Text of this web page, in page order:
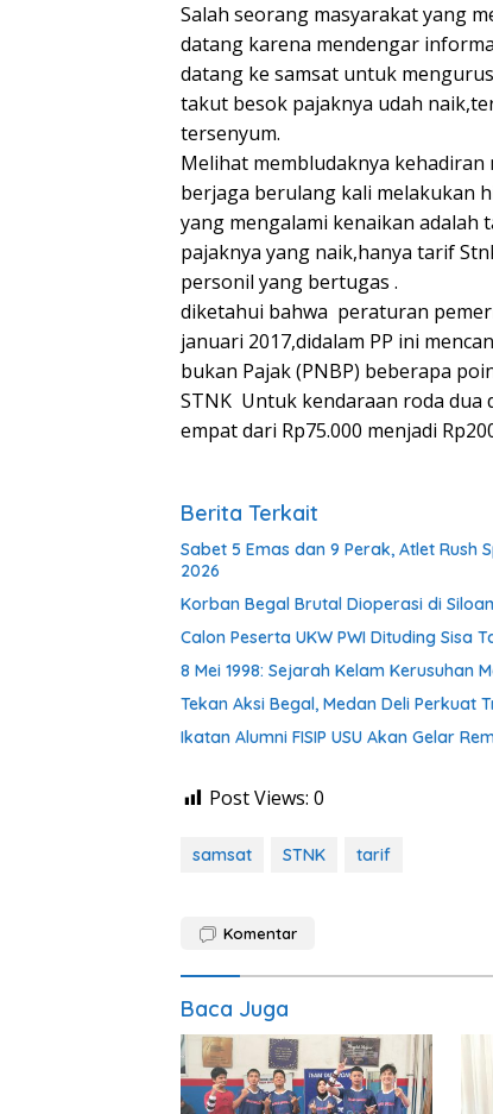
Salah seorang masyarakat yang
datang karena mendengar
datang ke samsat untuk
takut besok pajaknya udah
tersenyum.
Melihat membludaknya
berjaga berulang kali melakukan
yang mengalami kenaikan adalah
pajaknya yang naik,hanya tarif
personil yang bertugas .
diketahui bahwa peraturan
januari 2017,didalam PP ini
bukan Pajak (PNBP) beberapa
STNK Untuk kendaraan roda dua
empat dari Rp75.000 menjadi
Berita Terkait
Sabet 5 Emas dan 9 Perak, Atlet Rush
2026
Korban Begal Brutal Dioperasi di
Calon Peserta UKW PWI Dituding Sisa
8 Mei 1998: Sejarah Kelam Kerusuhan
Tekan Aksi Begal, Medan Deli Perkuat
Ikatan Alumni FISIP USU Akan Gelar
Post Views: 0
samsat STNK tarif
Komentar
Baca Juga